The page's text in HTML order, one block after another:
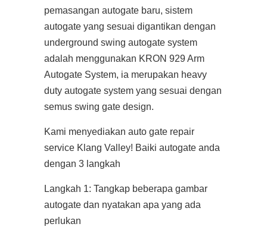
pemasangan autogate baru, sistem
autogate yang sesuai digantikan dengan
underground swing autogate system
adalah menggunakan KRON 929 Arm
Autogate System, ia merupakan heavy
duty autogate system yang sesuai dengan
semus swing gate design.
Kami menyediakan auto gate repair
service Klang Valley! Baiki autogate anda
dengan 3 langkah
Langkah 1: Tangkap beberapa gambar
autogate dan nyatakan apa yang ada
perlukan